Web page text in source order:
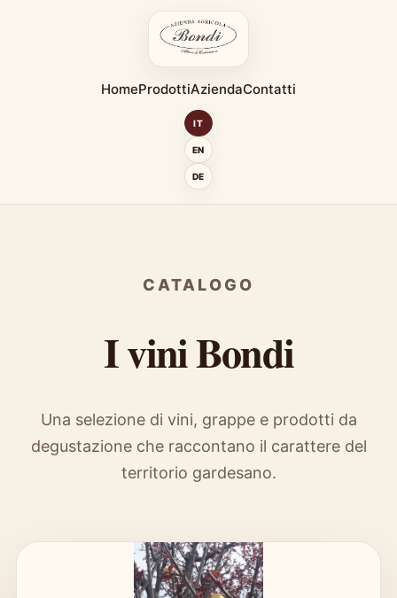
HomeProdottiAziendaContatti
IT
EN
DE
CATALOGO
I vini Bondi
Una selezione di vini, grappe e prodotti da
degustazione che raccontano il carattere del
territorio gardesano.